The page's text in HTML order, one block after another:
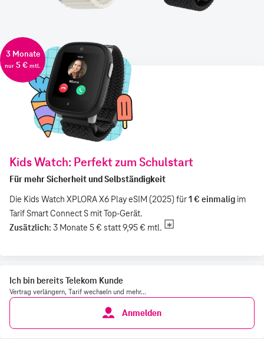
Ich bin bereits Telekom Kunde
Vertrag verlängern, Tarif wechseln und mehr...
Anmelden